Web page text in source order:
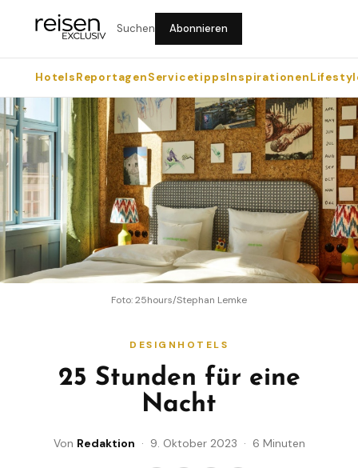
Suchen Abonnieren
HotelsReportagenServicetippsInspirationen
Foto: 25hours/Stephan Lemke
DESIGNHOTELS
25 Stunden für eine
Nacht
Von Redaktion · 9. Oktober 2023 · 6 Minuten